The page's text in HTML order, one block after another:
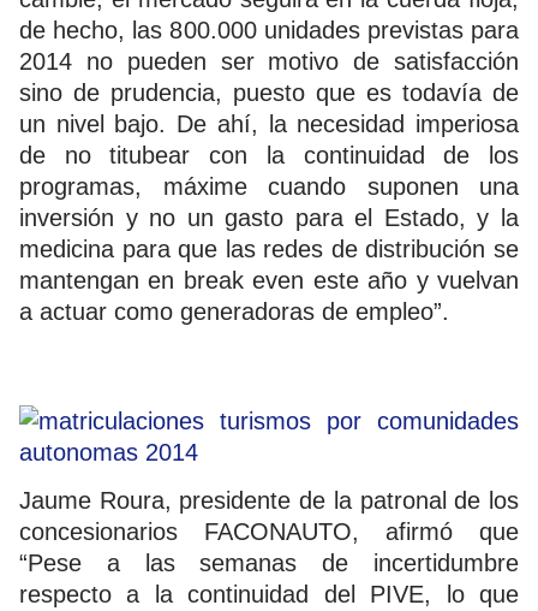
de hecho, las 800.000 unidades previstas para
2014 no pueden ser motivo de satisfacción
sino de prudencia, puesto que es todavía de
un nivel bajo. De ahí, la necesidad imperiosa
de no titubear con la continuidad de los
programas, máxime cuando suponen una
inversión y no un gasto para el Estado, y la
medicina para que las redes de distribución se
mantengan en break even este año y vuelvan
a actuar como generadoras de empleo”.
Jaume Roura, presidente de la patronal de los
concesionarios FACONAUTO, afirmó que
“Pese a las semanas de incertidumbre
respecto a la continuidad del PIVE, lo que